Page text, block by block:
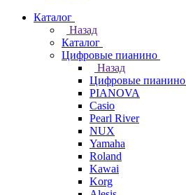
Каталог
Назад
Каталог
Цифровые пианино
Назад
Цифровые пианино
PIANOVA
Casio
Pearl River
NUX
Yamaha
Roland
Kawai
Korg